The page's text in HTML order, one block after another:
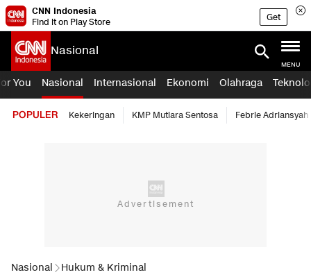
CNN Indonesia
Find it on Play Store
Get
Nasional
MENU
You Nasional Internasional Ekonomi Olahraga
POPULER Kekeringan KMP Mutiara Sentosa Febrie Adriansyah
Nasional Hukum & Kriminal